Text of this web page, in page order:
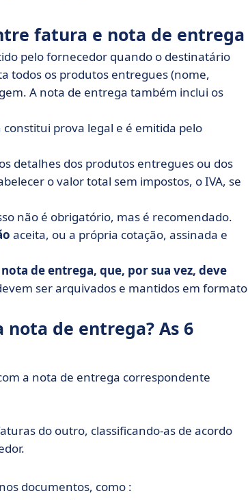
fatura e nota de entrega
pelo fornecedor quando o destinatário
todos os produtos entregues (nome,
A nota de entrega também inclui os
prova legal e é emitida pelo
detalhes dos produtos entregues ou dos
o valor total sem impostos, o IVA, se
não é obrigatório, mas é recomendado.
aceita, ou a própria cotação, assinada e
de entrega, que, por sua vez, deve
ser arquivados e mantidos em formato
de entrega? As 6
a nota de entrega correspondente
do outro, classificando-as de acordo
documentos, como :